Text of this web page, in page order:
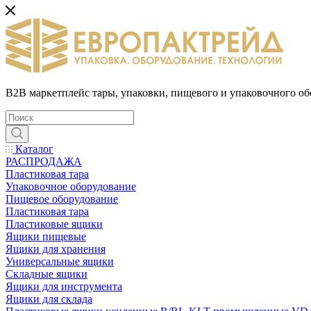
B2B маркетплейс тары, упаковки, пищевого и упаковочного
Каталог
РАСПРОДАЖА
Пластиковая тара
Упаковочное оборудование
Пищевое оборудование
Пластиковая тара
Пластиковые ящики
Ящики пищевые
Ящики для хранения
Универсальные ящики
Складные ящики
Ящики для инструмента
Ящики для склада